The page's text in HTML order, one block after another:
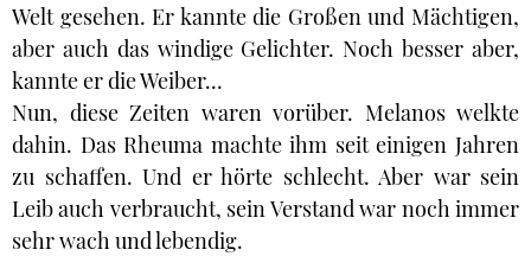
Welt gesehen. Er kannte die Großen und Mächtigen,
aber auch das windige Gelichter. Noch besser aber,
kannte er die Weiber...
Nun, diese Zeiten waren vorüber. Melanos welkte
dahin. Das Rheuma machte ihm seit einigen Jahren
zu schaffen. Und er hörte schlecht. Aber war sein
Leib auch verbraucht, sein Verstand war noch immer
sehr wach und lebendig.